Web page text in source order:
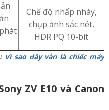
Chế độ nhấp nháy,
chụp ảnh sắc nét,
HDR PQ 10-bit
Vì sao đây vẫn là chiếc máy
ZV E10 và Canon